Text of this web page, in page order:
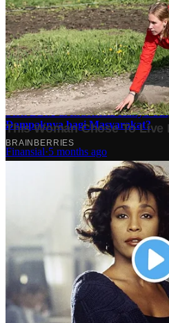
Stok BBM di Indonesia Hanya
Dampaknya bagi Masyarakat?
Finansial·5 months ago
10 Makam Wali di Banten:
Spiritualitas dan Sejarah
2 years ago
Analisis Bisnis Kopi Kenangan vs
dalam Industri Kopi Indonesia
Bisnis·1 year ago
Share: